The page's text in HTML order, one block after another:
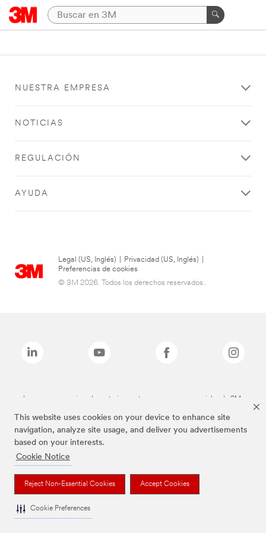
This website uses cookies on your device to enhance site
navigation, analyze site usage, and deliver you advertisements
based on your interests.
Cookie Notice
Reject Non-Essential Cookies Accept Cookies
Cookie Preferences
NUESTRA EMPRESA
NOTICIAS
REGULACIÓN
AYUDA
Legal (US, Inglés) Privacidad (US, Inglés)
Preferencias de cookies
© 3M 2026. Todos los derechos reservados..
Las marcas mencionadas anteriormente son marcas comerciales de 3M.